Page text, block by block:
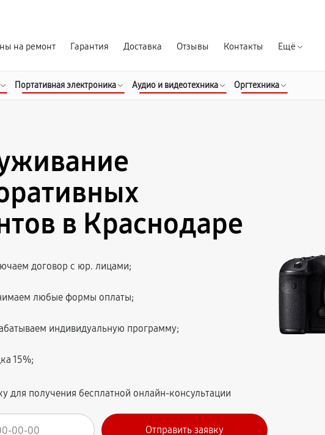
на ремонт Гарантия Доставка Отзывы Контакты Ещё
Портативная электроника Аудио и видеотехника Оргтехника
в Краснодаре
договор с юр. лицами;
любые формы оплаты;
индивидуальную программу;
15%;
для получения бесплатной онлайн-консультации